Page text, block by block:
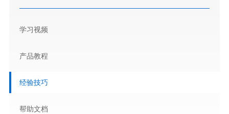
学习视频
产品教程
经验技巧
帮助文档